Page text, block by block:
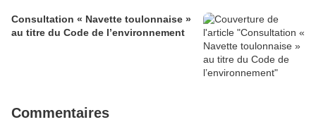
Consultation « Navette toulonnaise »
au titre du Code de l’environnement
Commentaires